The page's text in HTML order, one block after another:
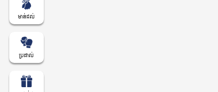
មាន់ជល់
ប្រដាល់